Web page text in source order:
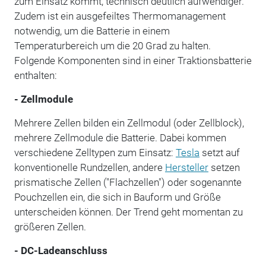
Zudem ist ein ausgefeiltes Thermomanagement
notwendig, um die Batterie in einem
Temperaturbereich um die 20 Grad zu halten.
Folgende Komponenten sind in einer Traktionsbatterie
enthalten:
- Zellmodule
Mehrere Zellen bilden ein Zellmodul (oder Zellblock),
mehrere Zellmodule die Batterie. Dabei kommen
verschiedene Zelltypen zum Einsatz: Tesla setzt auf
konventionelle Rundzellen, andere Herstellersetzen
prismatische Zellen ("Flachzellen") oder sogenannte
Pouchzellen ein, die sich in Bauform und Größe
unterscheiden können. Der Trend geht momentan zu
größeren Zellen.
- DC-Ladeanschluss